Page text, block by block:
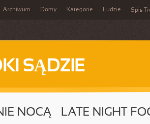
Archiwum Domy Kategorie Ludzie Spis
SĄDZIE
NOCĄ – LATE NIGHT